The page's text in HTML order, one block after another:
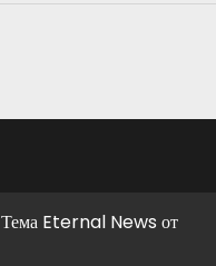
Тема Eternal News от